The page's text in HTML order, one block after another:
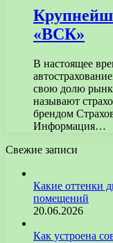
«ВСК»
В настоящее
свою долю
называют
брендом
Информация…
Свежие записи
Какие оттенки
помещений
20.06.2026
Как устроена